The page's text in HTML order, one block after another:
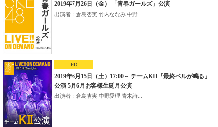
2019年7月26日（金） 「青春ガールズ」公演
出演者：倉島杏実 竹内ななみ 中野...
HD
2019年6月15日（土）17:00～ チームKII「最終ベルが鳴る」
公演 5月6月お客様生誕月公演
出演者：倉島杏実 中野愛理 青木詩...